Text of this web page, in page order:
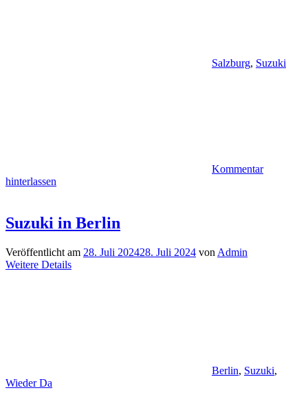
Salzburg, Suzuki
Kommentar
hinterlassen
Suzuki in Berlin
Veröffentlicht am 28. Juli 202428. Juli 2024 von Admin
Weitere Details
Berlin, Suzuki,
Wieder Da